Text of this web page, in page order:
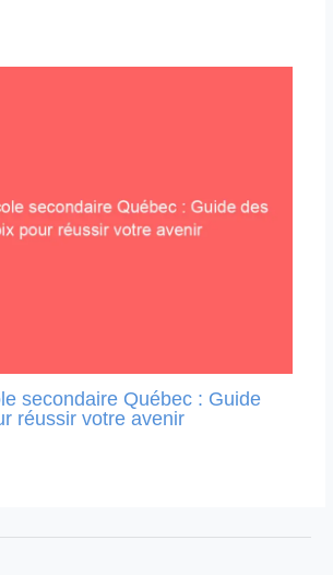
secondaire Québec : Guide
réussir votre avenir